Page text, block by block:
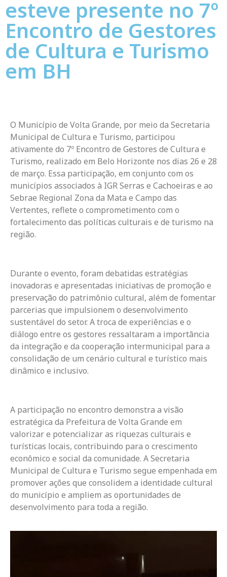
esteve presente no 7º
Encontro de Gestores
de Cultura e Turismo
em BH
O Município de Volta Grande, por meio da Secretaria
Municipal de Cultura e Turismo, participou
ativamente do 7º Encontro de Gestores de Cultura e
Turismo, realizado em Belo Horizonte nos dias 26 e 28
de março. Essa participação, em conjunto com os
municípios associados à IGR Serras e Cachoeiras e ao
Sebrae Regional Zona da Mata e Campo das
Vertentes, reflete o comprometimento com o
fortalecimento das políticas culturais e de turismo na
região.
Durante o evento, foram debatidas estratégias
inovadoras e apresentadas iniciativas de promoção e
preservação do patrimônio cultural, além de fomentar
parcerias que impulsionem o desenvolvimento
sustentável do setor. A troca de experiências e o
diálogo entre os gestores ressaltaram a importância
da integração e da cooperação intermunicipal para a
consolidação de um cenário cultural e turístico mais
dinâmico e inclusivo.
A participação no encontro demonstra a visão
estratégica da Prefeitura de Volta Grande em
valorizar e potencializar as riquezas culturais e
turísticas locais, contribuindo para o crescimento
econômico e social da comunidade. A Secretaria
Municipal de Cultura e Turismo segue empenhada em
promover ações que consolidem a identidade cultural
do município e ampliem as oportunidades de
desenvolvimento para toda a região.